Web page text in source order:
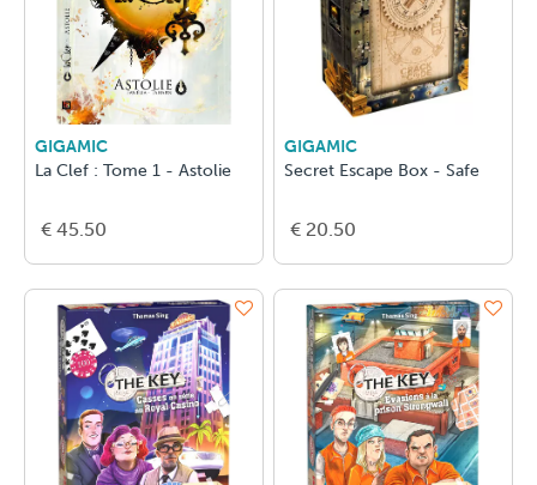
GIGAMIC
La Clef : Tome 1 - Astolie
€ 45.50
GIGAMIC
Secret Escape Box - Safe
€ 20.50